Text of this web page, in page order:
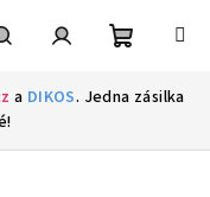
a DIKOS. Jedna zásilka